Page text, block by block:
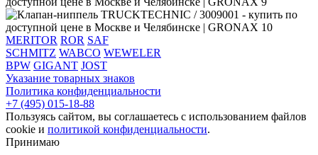
MERITOR ROR SAF
SCHMITZ WABCO WEWELER
BPW GIGANT JOST
Указание товарных знаков
Политика конфиденциальности
+7 (495) 015-18-88
Пользуясь сайтом, вы соглашаетесь с использованием файлов
cookie и политикой конфиденциальности.
Принимаю